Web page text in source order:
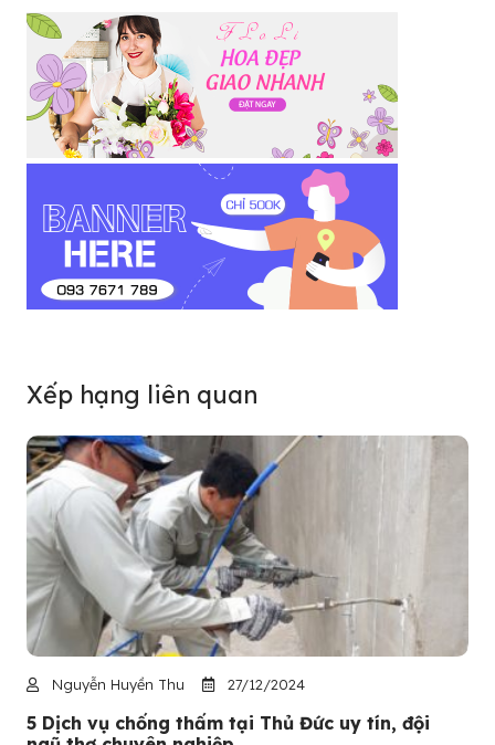
Xếp hạng liên quan
Nguyễn Huyền Thu 27/12/2024
5 Dịch vụ chống thấm tại Thủ Đức uy tín, đội